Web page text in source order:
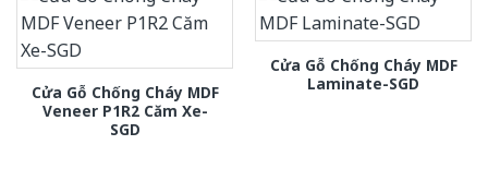
Cửa Gỗ Chống Cháy MDF
Veneer P1R2 Căm Xe-
SGD
Cửa Gỗ Chống Cháy MDF
Laminate-SGD